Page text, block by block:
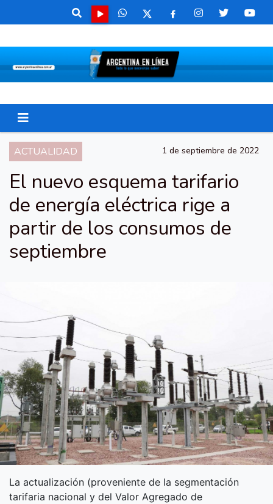
ACTUALIDAD 1 de septiembre de 2022
El nuevo esquema tarifario
de energía eléctrica rige a
partir de los consumos de
septiembre
La actualización (proveniente de la segmentación
tarifaria nacional y del Valor Agregado de